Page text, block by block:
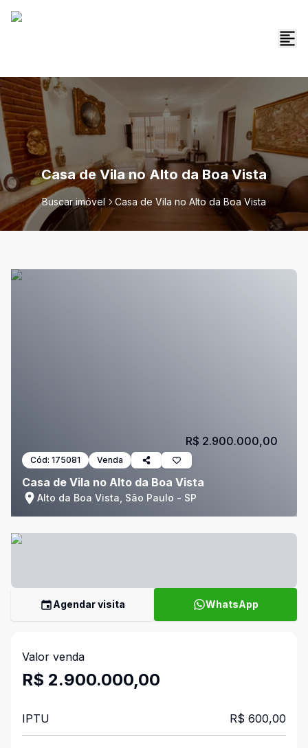
Casa de Vila no Alto da Boa Vista
Buscar imóvel Casa de Vila no Alto da Boa Vista
Cód: 175081 Venda
Casa de Vila no Alto da Boa Vista
Alto da Boa Vista, São Paulo - SP
R$ 2.900.000,00
Agendar visita WhatsApp
Valor venda
R$ 2.900.000,00
IPTU R$ 600,00